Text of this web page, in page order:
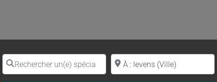
Rechercher un(e) spécialiste par nomProche de (ville ou région)